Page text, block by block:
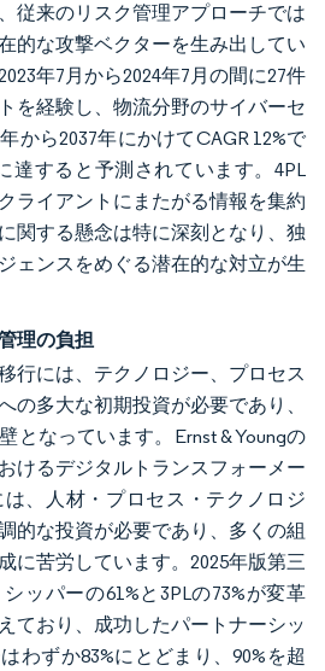
従来のリスク管理アプローチでは
的な攻撃ベクターを生み出してい
年7月から2024年7月の間に27件
を経験し、物流分野のサイバーセ
から2037年にかけてCAGR 12%で
達すると予測されています。4PL
ライアントにまたがる情報を集約
関する懸念は特に深刻となり、独
ェンスをめぐる潜在的な対立が生
理の負担
行には、テクノロジー、プロセス
の多大な初期投資が必要であり、
となっています。Ernst & Youngの
けるデジタルトランスフォーメー
、人材・プロセス・テクノロジ
的な投資が必要であり、多くの組
に苦労しています。2025年版第三
ッパーの61%と3PLの73%が変革
ており、成功したパートナーシッ
わずか83%にとどまり、90%を超